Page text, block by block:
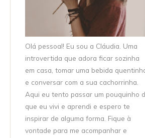
Olá pessoal! Eu sou a Cláudia. Uma
introvertida que adora ficar sozinha
em casa, tomar uma bebida
e conversar com a sua cachorrinha.
Aqui eu tento passar um pouquinho
que eu vivi e aprendi e espero te
inspirar de alguma forma. Fique à
vontade para me acompanhar e